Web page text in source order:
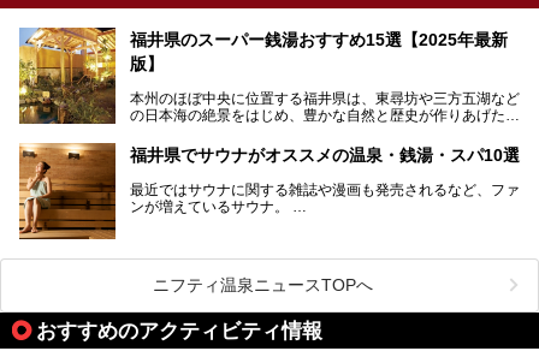
福井県のスーパー銭湯おすすめ15選【2025年最新
版】
本州のほぼ中央に位置する福井県は、東尋坊や三方五湖など
の日本海の絶景をはじめ、豊かな自然と歴史が作りあげた見
る海産物、越前そば、ソースかつ丼などのグルメも人気で
す。
2024年春の北陸新幹線の延伸により、関西地方のみならず
首都圏からもアクセスしやすくなりました。今回は、そんな
福井県でおすすめのスーパー銭湯をご紹介します。
福井県でサウナがオススメの温泉・銭湯・スパ10選
最近ではサウナに関する雑誌や漫画も発売されるなど、ファ
ンが増えているサウナ。
チームサウナ、塩サウナなどが存在し、施設によって様々な
こだわりを持つ施設も増えています。
ススメ温泉・銭湯・スパを10件まとめてご紹介します。
ニフティ温泉ニュースTOPへ
おすすめのアクティビティ情報